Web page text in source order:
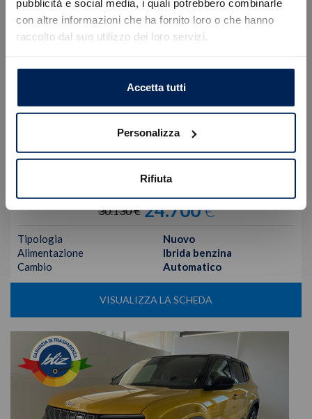
pubblicità e social media, i quali potrebbero combinarle
con altre informazioni che ha fornito loro o che hanno
raccolto dal suo utilizzo dei loro servizi.
Accetta tutti
Personalizza
Rifiuta
Jeep
Mhev My25 Altitude 1.2 100cv Dct Mhev
30.130 € 24.700€
Tipologia
Nuovo
Alimentazione
Ibrida benzina
Cambio
Automatico
VISUALIZZA LA SCHEDA
Caricamento veicoli non riuscito